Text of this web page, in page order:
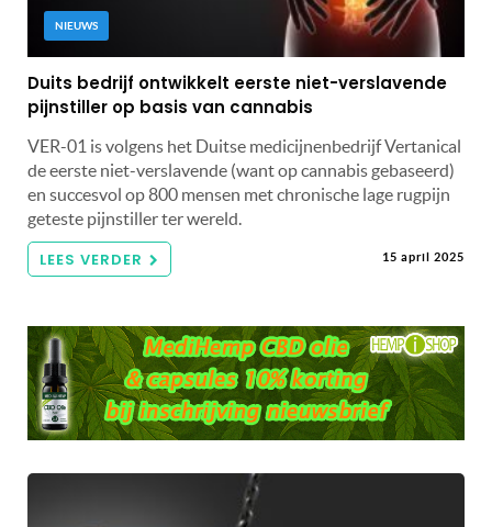
NIEUWS
Duits bedrijf ontwikkelt eerste niet-verslavende
pijnstiller op basis van cannabis
VER-01 is volgens het Duitse medicijnenbedrijf Vertanical
de eerste niet-verslavende (want op cannabis gebaseerd)
en succesvol op 800 mensen met chronische lage rugpijn
geteste pijnstiller ter wereld.
LEES VERDER 15 april 2025